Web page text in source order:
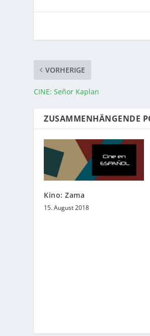
VORHERIGE
CINE: Señor Kaplan
ZUSAMMENHÄNGENDE
Kino: Zama
15. August 2018